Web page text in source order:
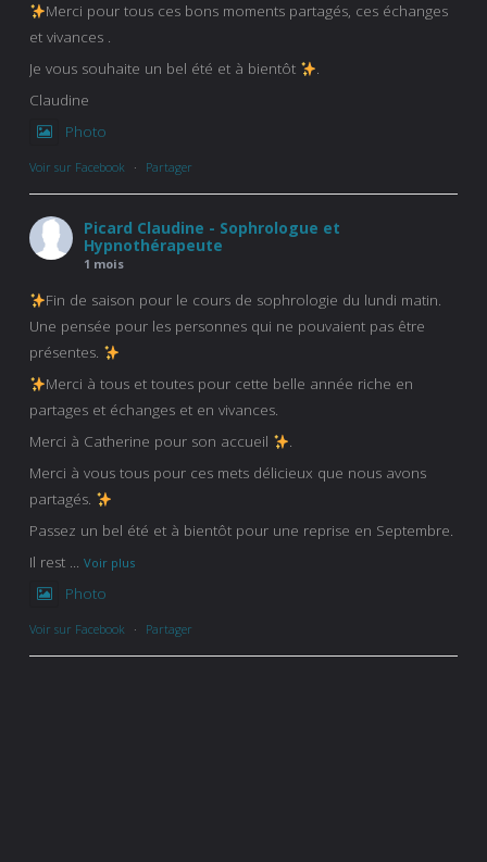
Merci pour tous ces bons moments partagés, ces échanges
et vivances .
Je vous souhaite un bel été et à bientôt
.
Claudine
Photo
Voir sur Facebook · Partager
Picard Claudine - Sophrologue et
Hypnothérapeute
1 mois
Fin de saison pour le cours de sophrologie du lundi matin.
Une pensée pour les personnes qui ne pouvaient pas être
présentes.
Merci à tous et toutes pour cette belle année riche en
partages et échanges et en vivances.
Merci à Catherine pour son accueil
.
Merci à vous tous pour ces mets délicieux que nous avons
partagés.
Passez un bel été et à bientôt pour une reprise en Septembre.
Il rest ... Voir plus
Photo
Voir sur Facebook · Partager